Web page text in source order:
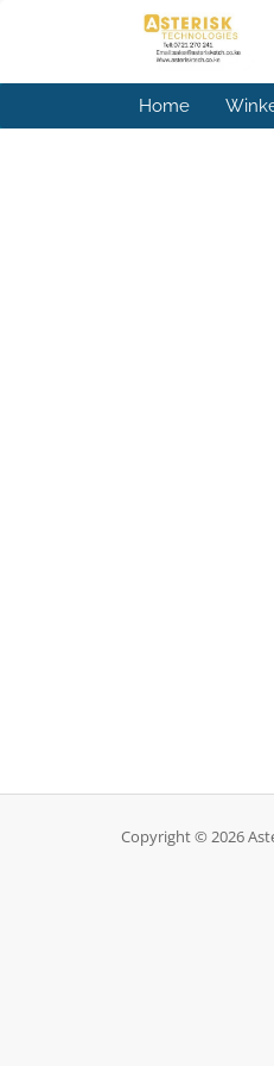
Home
Copyright © 2026